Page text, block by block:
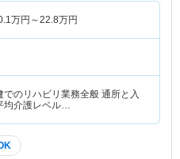
万円～22.8万円
でのリハビリ業務全般 通所と入
均介護レベル…